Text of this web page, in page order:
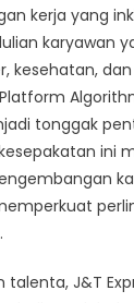
kerja yang
karyawan
kesehatan,
tonggak
ini
talenta, J&T